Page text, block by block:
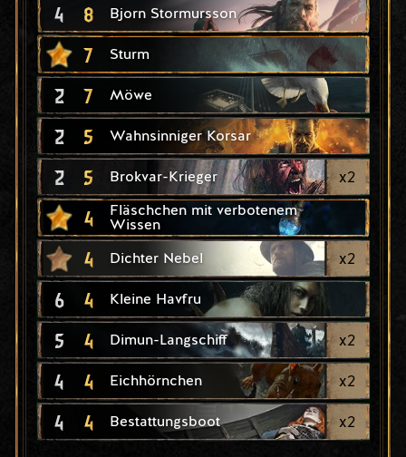
4 8 Bjorn Stormursson
7 Sturm
2 7 Möwe
2 5 Wahnsinniger Korsar
2 5 Brokvar-Krieger x2
4
Fläschchen mit verbotenem
Wissen
4 Dichter Nebel x2
6 4 Kleine Havfru
5 4 Dimun-Langschiff x2
4 4 Eichhörnchen x2
4 4 Bestattungsboot x2